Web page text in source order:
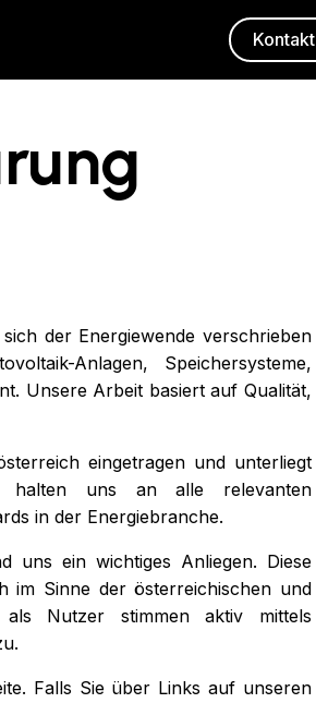
Kontakt
der Energiewende verschrieben
Anlagen, Speichersysteme,
Unsere Arbeit basiert auf Qualität,
eingetragen und unterliegt
halten uns an alle relevanten
in der Energiebranche.
uns ein wichtiges Anliegen. Diese
im Sinne der österreichischen und
als Nutzer stimmen aktiv mittels
Falls Sie über Links auf unseren